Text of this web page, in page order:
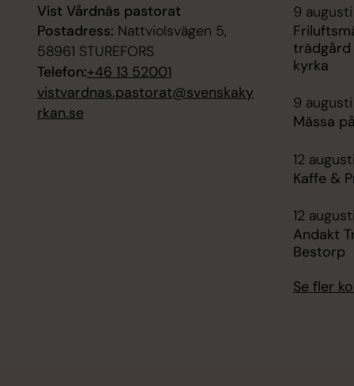
Vist Vårdnäs pastorat
Postadress: Nattviolsvägen 5,
58961 STUREFORS
Telefon:+46 13 52001
vistvardnas.pastorat@svenskaky
rkan.se
9 augusti
trädgård
kyrka
9
Mässa
12
Kaffe &
12
Andakt
Bestorp
Se fler